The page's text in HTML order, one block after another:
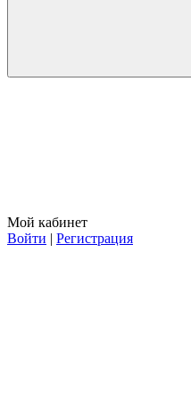
Мой кабинет
Войти | Регистрация